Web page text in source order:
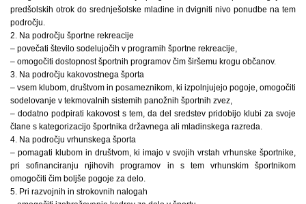
predšolskih otrok do srednješolske mladine in dvigniti nivo ponudbe na tem
področju.
2. Na področju športne rekreacije
– povečati število sodelujočih v programih športne rekreacije,
– omogočiti dostopnost športnih programov čim širšemu krogu občanov.
3. Na področju kakovostnega športa
– vsem klubom, društvom in posameznikom, ki izpolnjujejo pogoje, omogočiti
sodelovanje v tekmovalnih sistemih panožnih športnih zvez,
– dodatno podpirati kakovost s tem, da del sredstev pridobijo klubi za svoje
člane s kategorizacijo športnika državnega ali mladinskega razreda.
4. Na področju vrhunskega športa
– pomagati klubom in društvom, ki imajo v svojih vrstah vrhunske športnike,
pri sofinanciranju njihovih programov in s tem vrhunskim športnikom
omogočiti čim boljše pogoje za delo.
5. Pri razvojnih in strokovnih nalogah